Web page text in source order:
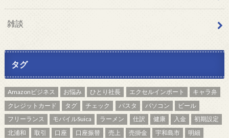
雑談
タグ
Amazonビジネス お悩み ひとり社長 エクセルインポート
キャラ弁
クレジットカード
タグ チェック パスタ パソコン
ビール
フリーランス
モバイルSuica ラーメン 仕訳 健康 入金
初期設定
北浦和
取引 口座 口座振替 売上 売掛金 宇和島市
明細